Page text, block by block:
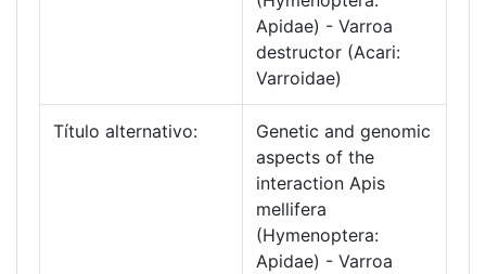
Apidae) - Varroa
destructor (Acari:
Varroidae)
Título alternativo:
Genetic and genomic
aspects of the
interaction Apis
mellifera
(Hymenoptera:
Apidae) - Varroa